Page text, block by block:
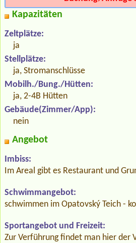
Kapazitäten
Zeltplätze:
ja
Stellplätze:
ja, Stromanschlüsse
Mobilh./Bung./Hütten:
ja, 2-4B Hütten
Gebäude(Zimmer/App):
nein
Angebot
Imbiss:
Im Areal gibt es Restaurant und
Schwimmangebot:
schwimmen im Opatovský Teich -
Sportangebot und Freizeit:
Zur Verführung findet man hier der